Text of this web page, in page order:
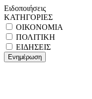
Ειδοποιήσεις
ΚΑΤΗΓΟΡΙΕΣ
ΟΙΚΟΝΟΜΙΑ
ΠΟΛΙΤΙΚΗ
ΕΙΔΗΣΕΙΣ